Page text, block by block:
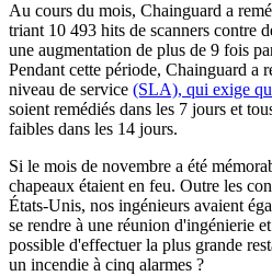
Au cours du mois, Chainguard a
triant 10 493 hits de scanners contre
une augmentation de plus de 9 fois
Pendant cette période, Chainguard a
niveau de service (SLA), qui exige
soient remédiés dans les 7 jours et
faibles dans les 14 jours.
Si le mois de novembre a été
chapeaux étaient en feu. Outre les
États-Unis, nos ingénieurs avaient
se rendre à une réunion d'ingénierie
possible d'effectuer la plus grande
un incendie à cinq alarmes ?